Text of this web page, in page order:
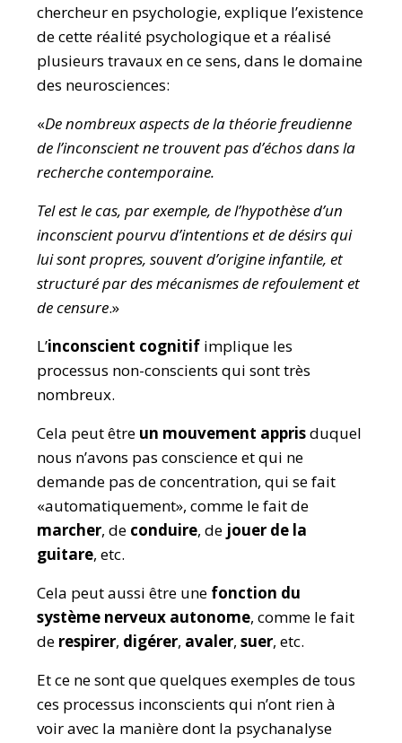
chercheur en psychologie, explique l’existence
de cette réalité psychologique et a réalisé
plusieurs travaux en ce sens, dans le domaine
des neurosciences:
«De nombreux aspects de la théorie freudienne
de l’inconscient ne trouvent pas d’échos dans la
recherche contemporaine.
Tel est le cas, par exemple, de l’hypothèse d’un
inconscient pourvu d’intentions et de désirs qui
lui sont propres, souvent d’origine infantile, et
structuré par des mécanismes de refoulement et
de censure.»
L’inconscient cognitif implique les
processus non-conscients qui sont très
nombreux.
Cela peut être un mouvement apprisduquel
nous n’avons pas conscience et qui ne
demande pas de concentration, qui se fait
«automatiquement», comme le fait de
marcher, de conduire, de jouer de la
guitare, etc.
Cela peut aussi être une fonction du
système nerveux autonome, comme le fait
de respirer, digérer, avaler, suer, etc.
Et ce ne sont que quelques exemples de tous
ces processus inconscients qui n’ont rien à
voir avec la manière dont la psychanalyse